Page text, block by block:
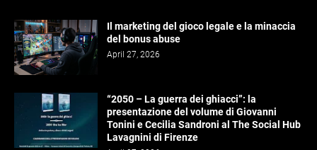
Il marketing del gioco legale e la minaccia
del bonus abuse
April 27, 2026
“2050 – La guerra dei ghiacci”: la
presentazione del volume di Giovanni
Tonini e Cecilia Sandroni al The Social Hub
Lavagnini di Firenze